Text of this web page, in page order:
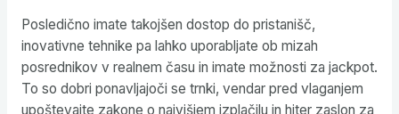
Posledično imate takojšen dostop do pristanišč,
inovativne tehnike pa lahko uporabljate ob mizah
posrednikov v realnem času in imate možnosti za jackpot.
To so dobri ponavljajoči se trnki, vendar pred vlaganjem
upoštevajte zakone o najvišjem izplačilu in hiter zaslon za